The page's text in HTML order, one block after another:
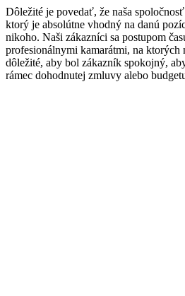
Dôležité je povedať, že naša
ktorý je absolútne vhodný na danú
nikoho. Naši zákazníci sa postupom
profesionálnymi kamarátmi, na ktorých
dôležité, aby bol zákazník spokojný,
rámec dohodnutej zmluvy alebo